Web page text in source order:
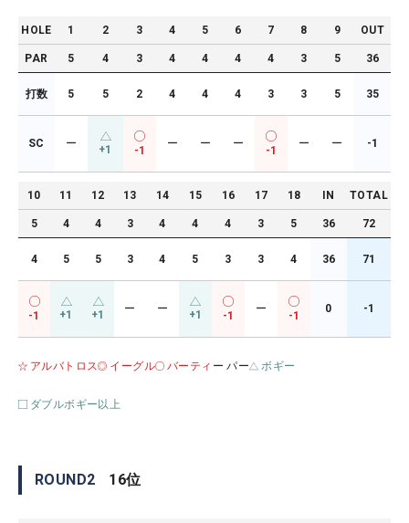
HOLE 1 2 3 4 5 6 7 8 9 OUT
PAR 5 4 3 4 4 4 4 3 5 36
打数 5 5 2 4 4 4 3 3 5 35
SC ー +1 -1
ー ー ー
-1
ー ー -1
10 11 12 13 14 15 16 17 18 IN TOTAL
5 4 4 3 4 4 4 3 5 36 72
4 5 5 3 4 5 3 3 4 36 71
-1 +1 +1 ー ー +1 -1
ー
-1
0 -1
アルバトロス イーグル バーティ ー パー ボギー
ダブルボギー以上
ROUND2 16位